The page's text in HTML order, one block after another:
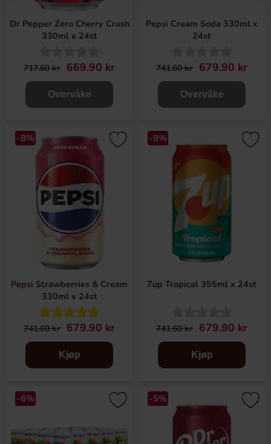
Dr Pepper Zero Cherry Crush
330ml x 24st
717.60 kr 669.90 kr
Overvåke
Pepsi Cream Soda 330ml x
24st
741.60 kr 679.90 kr
Overvåke
-8%
Pepsi Strawberries & Cream
330ml x 24st
741.60 kr 679.90 kr
Kjøp
-8%
7up Tropical 355ml x 24st
741.60 kr 679.90 kr
Kjøp
-6% -5%